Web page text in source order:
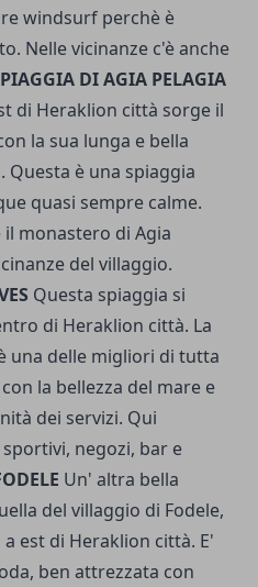
windsurf perchè è
Nelle vicinanze c'è anche
DI AGIA PELAGIA
di Heraklion città sorge il
la sua lunga e bella
Questa è una spiaggia
quasi sempre calme.
monastero di Agia
del villaggio.
Questa spiaggia si
di Heraklion città. La
una delle migliori di tutta
la bellezza del mare e
dei servizi. Qui
negozi, bar e
Un' altra bella
del villaggio di Fodele,
est di Heraklion città. E'
ben attrezzata con